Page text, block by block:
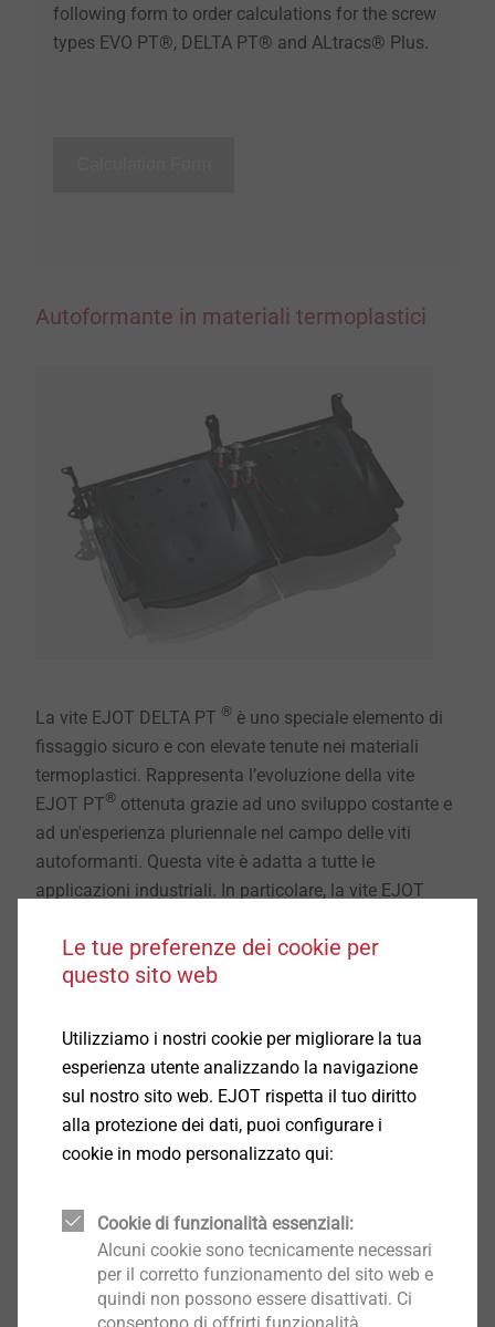
following form to order calculations for the screw
types EVO PT®, DELTA PT® and ALtracs® Plus.
Autoformante in materiali termoplastici
La vite EJOT DELTA PT ® è uno speciale elemento di
fissaggio sicuro e con elevate tenute nei materiali
termoplastici. Rappresenta l’evoluzione della vite
EJOT PT® ottenuta grazie ad uno sviluppo costante e
ad un'esperienza pluriennale nel campo delle viti
autoformanti. Questa vite è adatta a tutte le
applicazioni industriali. In particolare, la vite EJOT
affidabile e di lunga durata nell'industria
automobilistica, dove le componenti utilizzate devono
Supporto specialistico alla progettazione
Le tue preferenze dei cookie per
questo sito web
Utilizziamo i nostri cookie per migliorare la tua
esperienza utente analizzando la navigazione
sul nostro sito web. EJOT rispetta il tuo diritto
alla protezione dei dati, puoi configurare i
cookie in modo personalizzato qui:
Cookie di funzionalità essenziali:
Alcuni cookie sono tecnicamente necessari
per il corretto funzionamento del sito web e
quindi non possono essere disattivati. Ci
consentono di offrirti funzionalità